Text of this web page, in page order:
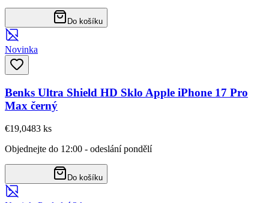
Do košíku
Novinka
Benks Ultra Shield HD Sklo Apple iPhone 17 Pro
Max černý
€19,0483 ks
Objednejte do 12:00 - odeslání pondělí
Do košíku